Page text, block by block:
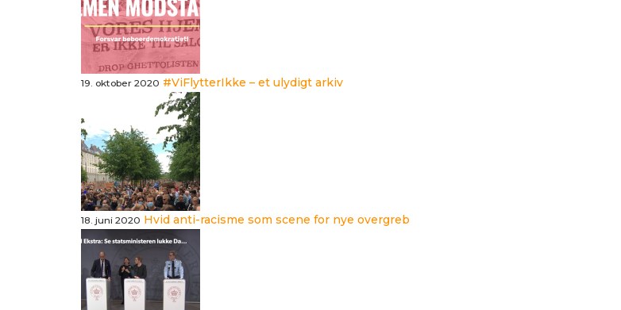
19. oktober 2020 #ViFlytterIkke – et ulydigt arkiv
18. juni 2020 Hvid anti-racisme som scene for nye overgreb